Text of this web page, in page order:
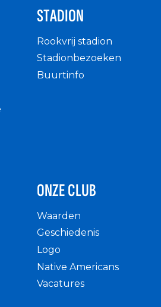
STADION
Rookvrij stadion
Stadionbezoeken
Buurtinfo
ONZE CLUB
Waarden
Geschiedenis
Logo
Native Americans
Vacatures